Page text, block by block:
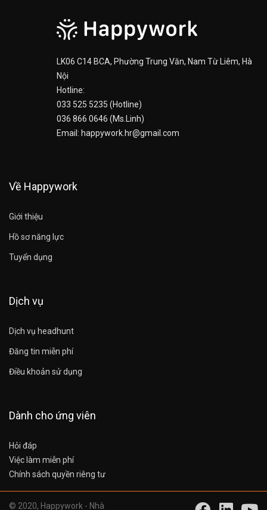
LK06 C14 BCA, Phường Trung Văn, Nam Từ Liêm, Hà
Nội
Hotline:
033 525 5235 (Hotline)
036 866 0646 (Ms.Linh)
Email: happywork.hr@gmail.com
Về Happywork
Giới thiệu
Hồ sơ năng lực
Tuyển dụng
Dịch vụ
Dịch vụ headhunt
Đăng tin miễn phí
Điều khoản sử dụng
Dành cho ứng viên
Hỏi đáp
Việc làm miễn phí
Chính sách quyền riêng tư
© 2020, Happywork - Nhà